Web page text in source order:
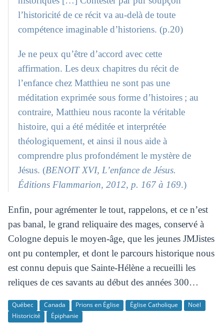
l’historicité de ce récit va au-delà de toute
compétence imaginable d’historiens. (p.20)
Je ne peux qu’être d’accord avec cette
affirmation. Les deux chapitres du récit de
l’enfance chez Matthieu ne sont pas une
méditation exprimée sous forme d’histoires ; au
contraire, Matthieu nous raconte la véritable
histoire, qui a été méditée et interprétée
théologiquement, et ainsi il nous aide à
comprendre plus profondément le mystère de
Jésus. (BENOIT XVI, L’enfance de Jésus.
Éditions Flammarion, 2012, p. 167 à 169.)
Enfin, pour agrémenter le tout, rappelons, et ce n’est
pas banal, le grand reliquaire des mages, conservé à
Cologne depuis le moyen-âge, que les jeunes JMJistes
ont pu contempler, et dont le parcours historique nous
est connu depuis que Sainte-Hélène a recueilli les
reliques de ces savants au début des années 300…
Québec Canada Prions en Église Église Catholique
Noël
Historicité
Épiphanie